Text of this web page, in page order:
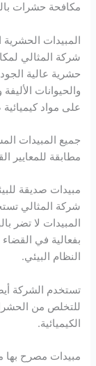
مكافحة حشرات
المبيدات الحشرية
شركة المثالي
حشرية عالية
والحيوانات
على مواد
جميع المبيدات
مطابقة للمعايير
مبيدات صديقة
شركة المثالي
المبيدات لا تضر
بفعالية في
النظام البيئي.
تستخدم الشركة
للتخلص من
الكيميائية.
مبيدات مصرح بها